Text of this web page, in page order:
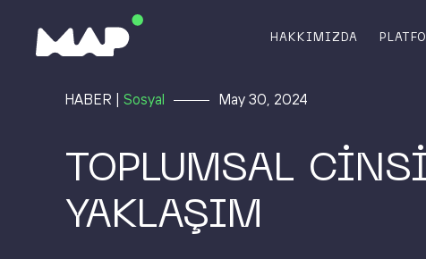
HAKKIMIZDA
HABER | Sosyal May 30, 2024
TOPLUMSAL
YAKLAŞIM